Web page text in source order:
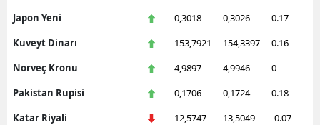
Japon Yeni
0,3018 0,3026
0.17
Kuveyt Dinarı
153,7921 154,3397
0.16
Norveç Kronu
4,9897 4,9946
0
Pakistan Rupisi
0,1706 0,1724
0.18
Katar Riyali
12,5747 13,5049
-0.07